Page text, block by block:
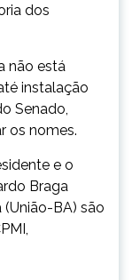
dos
não está
instalação
Senado,
os nomes.
e o
Braga
BA) são